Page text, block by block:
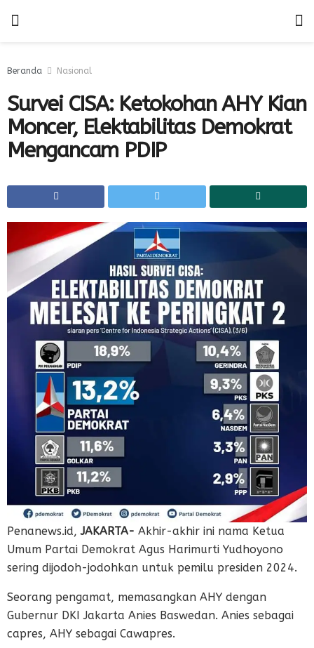
Beranda Nasional
Survei CISA: Ketokohan AHY Kian
Moncer, Elektabilitas Demokrat
Mengancam PDIP
Penanews.id,JAKARTA- Akhir-akhir ini nama Ketua
Umum Partai Demokrat Agus Harimurti Yudhoyono
sering dijodoh-jodohkan untuk pemilu presiden 2024.
Seorang pengamat, memasangkan AHY dengan
Gubernur DKI Jakarta Anies Baswedan. Anies sebagai
capres, AHY sebagai Cawapres.